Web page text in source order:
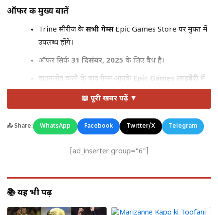
ऑफर की मुख्य बातें
Trine सीरीज के सभी गेम्सEpic Games Store पर मुफ्त में
उपलब्ध होंगे।
ऑफर सिर्फ 31 दिसंबर, 2025 के लिए वैध है।
डाउनलोड करने के बाद गेम्स आपके Epic Games लाइब्रेरी में
हमेशा के लिए सुरक्षित रहेंगे।
कैसे करें डाउनलोड
Epic Games Store खोलें याEpic Games की वेबसाइटपर
क्यों है यह ऑफर खास?
📖 पूरी खबर पढ़ें ▼
📤 Share: WhatsApp Facebook Twitter/X Telegram
[ad_inserter group="6"]
📚 यह भी पढ़ें